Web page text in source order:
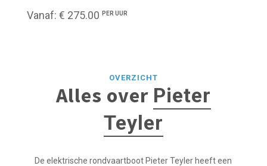
Vanaf: € 275.00 PER UUR
OVERZICHT
Alles over Pieter
Teyler
De elektrische rondvaartboot Pieter Teyler heeft een